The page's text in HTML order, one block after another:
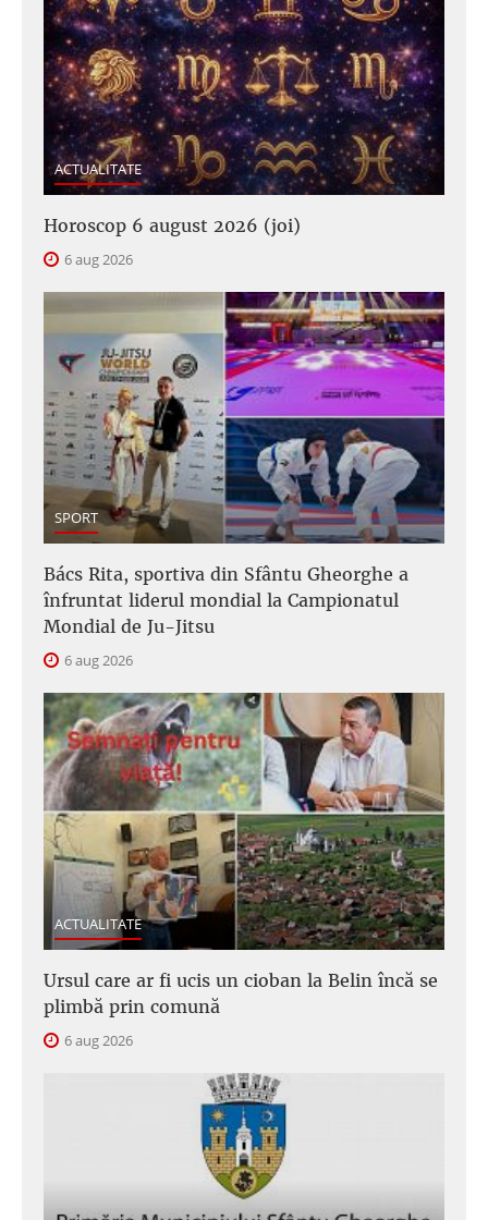
ACTUALITATE
Horoscop 6 august 2026 (joi)
6 aug 2026
SPORT
Bács Rita, sportiva din Sfântu Gheorghe a
înfruntat liderul mondial la Campionatul
Mondial de Ju-Jitsu
6 aug 2026
ACTUALITATE
Ursul care ar fi ucis un cioban la Belin încă se
plimbă prin comună
6 aug 2026